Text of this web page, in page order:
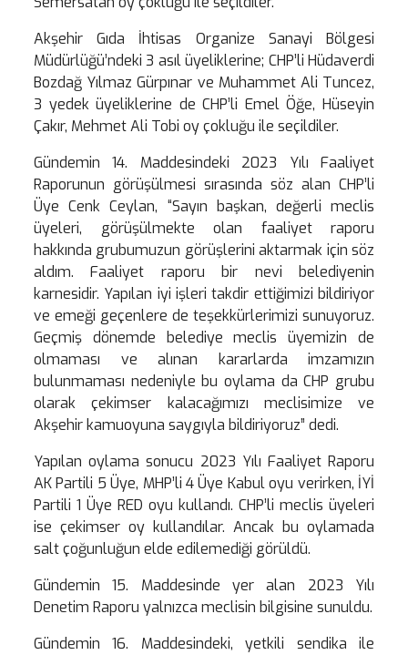
Akşehir Gıda İhtisas Organize Sanayi Bölgesi
Müdürlüğü’ndeki 3 asıl üyeliklerine; CHP’li Hüdaverdi
Bozdağ Yılmaz Gürpınar ve Muhammet Ali Tuncez,
3 yedek üyeliklerine de CHP’li Emel Öğe, Hüseyin
Çakır, Mehmet Ali Tobi oy çokluğu ile seçildiler.
Gündemin 14. Maddesindeki 2023 Yılı Faaliyet
Raporunun görüşülmesi sırasında söz alan CHP’li
Üye Cenk Ceylan, “Sayın başkan, değerli meclis
üyeleri, görüşülmekte olan faaliyet raporu
hakkında grubumuzun görüşlerini aktarmak için söz
aldım. Faaliyet raporu bir nevi belediyenin
karnesidir. Yapılan iyi işleri takdir ettiğimizi bildiriyor
ve emeği geçenlere de teşekkürlerimizi sunuyoruz.
Geçmiş dönemde belediye meclis üyemizin de
olmaması ve alınan kararlarda imzamızın
bulunmaması nedeniyle bu oylama da CHP grubu
olarak çekimser kalacağımızı meclisimize ve
Akşehir kamuoyuna saygıyla bildiriyoruz” dedi.
Yapılan oylama sonucu 2023 Yılı Faaliyet Raporu
AK Partili 5 Üye, MHP’li 4 Üye Kabul oyu verirken, İYİ
Partili 1 Üye RED oyu kullandı. CHP’li meclis üyeleri
ise çekimser oy kullandılar. Ancak bu oylamada
salt çoğunluğun elde edilemediği görüldü.
Gündemin 15. Maddesinde yer alan 2023 Yılı
Denetim Raporu yalnızca meclisin bilgisine sunuldu.
Gündemin 16. Maddesindeki, yetkili sendika ile